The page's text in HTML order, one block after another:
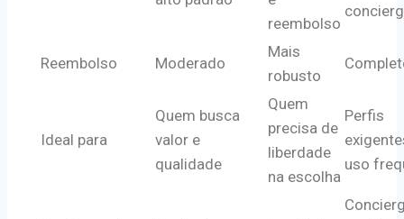
reembolso
Reembolso Moderado
Mais
robusto
Ideal para
Quem busca
valor e
qualidade
Quem
precisa de
liberdade
na escolha
Perfis
uso